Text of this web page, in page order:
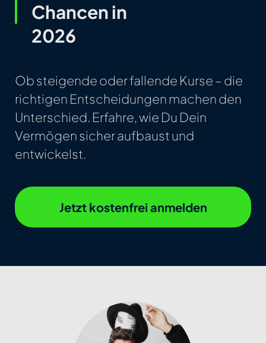
Chancen in
2026
Ob steigende oder fallende Kurse – die
richtigen Entscheidungen machen den
Unterschied. Erfahre, wie Du Dein
Vermögen sicher aufbaust und
entwickelst.
Jetzt kostenfrei anmelden